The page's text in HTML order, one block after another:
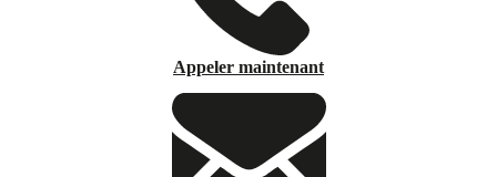
Appeler maintenant